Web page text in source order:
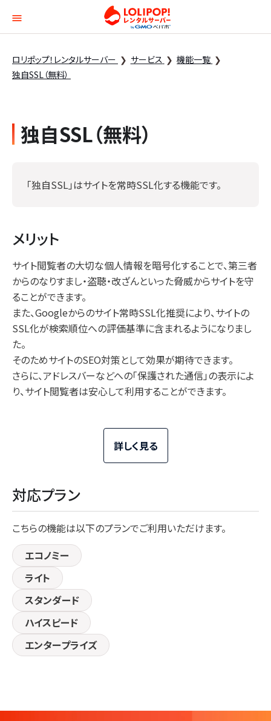
ロリポップ！レンタル
ロリポップ！レンタルサーバー サービス
機能一覧
独自SSL（無料）
独自SSL（無料）
「独自SSL」はサイトを常時SSL化する機能です。
メリット
サイト閲覧者の大切な個人情報を暗号化することで、第三者
からのなりすまし・盗聴・改ざんといった脅威からサイトを守
ることができます。
また、Googleからのサイト常時SSL化推奨により、サイトの
SSL化が検索順位への評価基準に含まれるようになりまし
た。
そのためサイトのSEO対策として効果が期待できます。
さらに、アドレスバーなどへの「保護された通信」の表示によ
り、サイト閲覧者は安心して利用することができます。
詳しく見る
対応プラン
こちらの機能は以下のプランでご利用いただけます。
エコノミー
ライト
スタンダード
ハイスピード
エンタープライズ